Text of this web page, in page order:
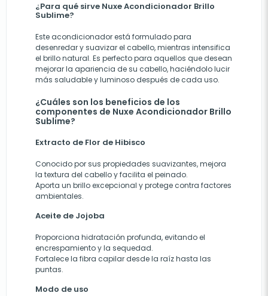
¿Para qué sirve Nuxe Acondicionador Brillo
Sublime?
Este acondicionador está formulado para
desenredar y suavizar el cabello, mientras intensifica
el brillo natural. Es perfecto para aquellos que desean
mejorar la apariencia de su cabello, haciéndolo lucir
más saludable y luminoso después de cada uso.
¿Cuáles son los beneficios de los
componentes de Nuxe Acondicionador Brillo
Sublime?
Extracto de Flor de Hibisco
Conocido por sus propiedades suavizantes, mejora
la textura del cabello y facilita el peinado.
Aporta un brillo excepcional y protege contra factores
ambientales.
Aceite de Jojoba
Proporciona hidratación profunda, evitando el
encrespamiento y la sequedad.
Fortalece la fibra capilar desde la raíz hasta las
puntas.
Modo de uso